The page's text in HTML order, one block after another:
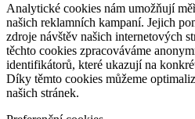
Analytické cookies nám umožňují
našich reklamních kampaní. Jejich
zdroje návštěv našich internetových
těchto cookies zpracováváme
identifikátorů, které ukazují na
Díky těmto cookies můžeme
našich stránek.